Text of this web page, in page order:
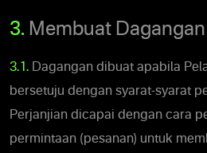
3. Membuat Dagangan
3.1. Dagangan dibuat apabila
bersetuju dengan syarat-syarat
Perjanjian dicapai dengan cara
permintaan (pesanan) untuk